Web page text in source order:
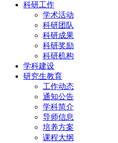
科研工作
学术活动
科研团队
科研成果
科研奖励
科研机构
学科建设
研究生教育
工作动态
通知公告
学科简介
导师信息
培养方案
课程大纲